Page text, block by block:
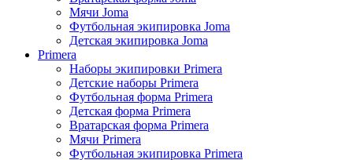
Мячи Joma
Футбольная экипировка Joma
Детская экипировка Joma
Primera
Наборы экипировки Primera
Детские наборы Primera
Футбольная форма Primera
Детская форма Primera
Вратарская форма Primera
Мячи Primera
Футбольная экипировка Primera